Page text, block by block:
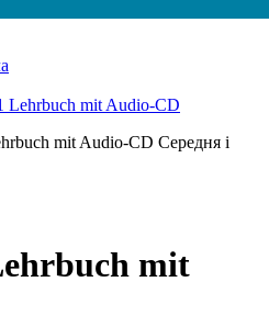
Lehrbuch mit Audio-CD
mit